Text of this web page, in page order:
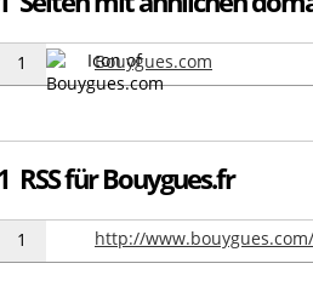
1 Bouygues.com
RSS für Bouygues.fr
1 http://